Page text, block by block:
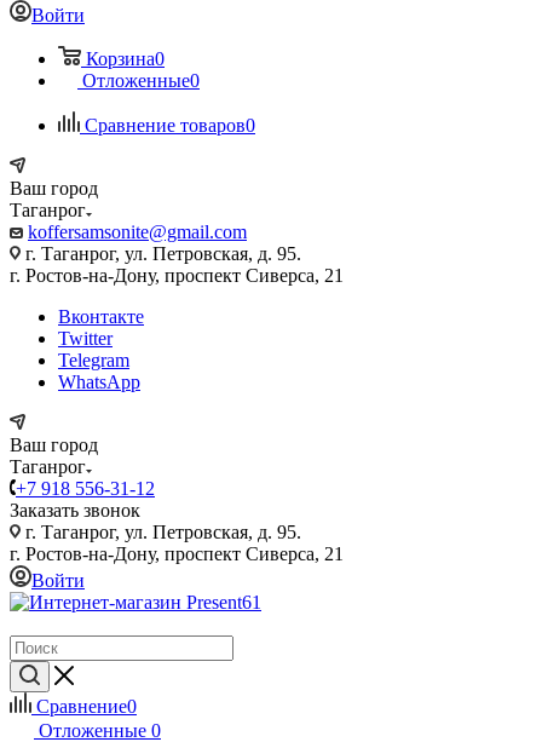
Войти
Корзина0
Отложенные0
Сравнение товаров0
Ваш город
Таганрог
koffersamsonite@gmail.com
г. Таганрог, ул. Петровская, д. 95.
г. Ростов-на-Дону, проспект Сиверса, 21
Вконтакте
Twitter
Telegram
WhatsApp
Ваш город
Таганрог
+7 918 556-31-12
Заказать звонок
г. Таганрог, ул. Петровская, д. 95.
г. Ростов-на-Дону, проспект Сиверса, 21
Войти
Сравнение0
Отложенные 0